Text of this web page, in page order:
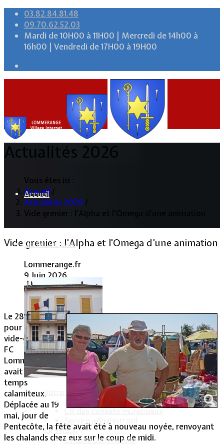
03.82.84.81.48
09.70.62.52.03
Mardi de 10H00 à 11H00 | Mercredi de 14h00 à
16h00 | Vendredi de 17H00 à 19H00
Accueil
Vie Municipale
Votre Mairie
Le mot du Maire
CR des conseils municipaux
Service administratif
Le Village
La salle communale
Actualités 2026
Vous êtes ici :
Accueil /
Actualités 2026 /
Vide grenier : l’Alpha et l'Omega d’une animation
Vide grenier : l’Alpha et l'Omega d’une animation
Lommerange.fr
9 Juin 2026
9 Juin 2026
Clics : 402
Le 28 avril 2013,
pour le premier
vide-grenier du
FC
Lommerange, il
avait fait un
temps
calamiteux.
Déplacée au 19
mai, jour de
Pentecôte, la fête avait été à nouveau noyée, renvoyant
les chalands chez eux sur le coup de midi.